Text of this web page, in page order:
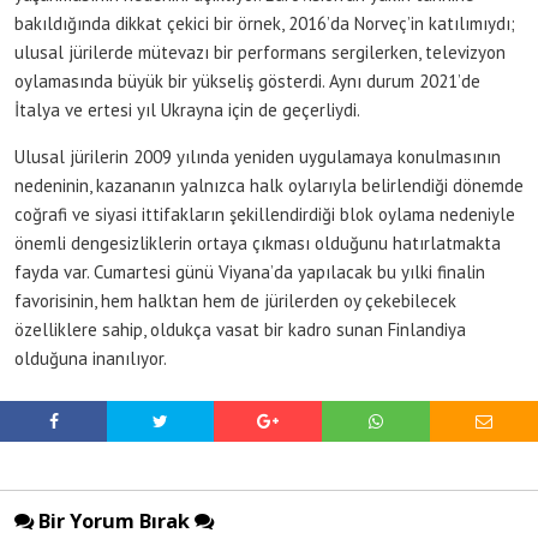
bakıldığında dikkat çekici bir örnek, 2016’da Norveç’in katılımıydı;
ulusal jürilerde mütevazı bir performans sergilerken, televizyon
oylamasında büyük bir yükseliş gösterdi. Aynı durum 2021’de
İtalya ve ertesi yıl Ukrayna için de geçerliydi.
Ulusal jürilerin 2009 yılında yeniden uygulamaya konulmasının
nedeninin, kazananın yalnızca halk oylarıyla belirlendiği dönemde
coğrafi ve siyasi ittifakların şekillendirdiği blok oylama nedeniyle
önemli dengesizliklerin ortaya çıkması olduğunu hatırlatmakta
fayda var. Cumartesi günü Viyana’da yapılacak bu yılki finalin
favorisinin, hem halktan hem de jürilerden oy çekebilecek
özelliklere sahip, oldukça vasat bir kadro sunan Finlandiya
olduğuna inanılıyor.
Bir Yorum Bırak